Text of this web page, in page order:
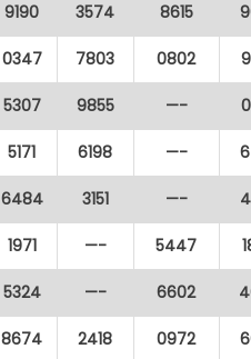
9190 3574 8615
0347 7803 0802
5307 9855 —-
5171 6198 —-
6484 3151 —-
1971 —- 5447
5324 —- 6602
8674 2418 0972